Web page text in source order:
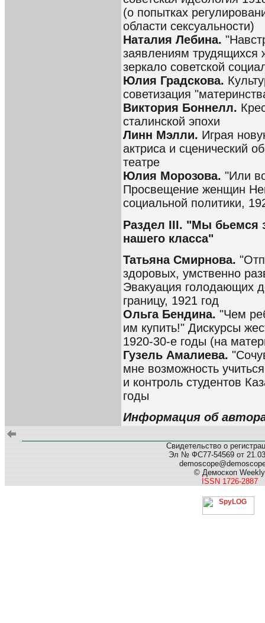
(о попытках
области сексуальности)
Наталия Лебина.
заявлениям
зеркало советской
Юлия Градскова.
советизация
Виктория Боннелл.
сталинской эпохи
Линн Мэлли. Играя
актриса и сценический
театре
Юлия Морозова. "Или
Просвещение женщин
социальной политики,
Раздел III. "Мы бьемся
нашего класса"
Татьяна Смирнова.
здоровых, умственно
Эвакуация голодающих
границу, 1921 год
Ольга Бендина. "Чем
им купить!" Дискурсы
1920-30-е годы (на
Гузель Амалиева.
мне возможность
и контроль студентов
годы
Информация об
Свидетельство о
Эл № ФС77-54569 от
© Демоскоп Weekly
ISSN 1726-2887